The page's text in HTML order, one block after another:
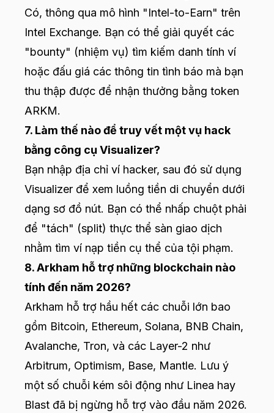
Có, thông qua mô hình "Intel-to-Earn" trên
Intel Exchange. Bạn có thể giải quyết các
"bounty" (nhiệm vụ) tìm kiếm danh tính ví
hoặc đấu giá các thông tin tình báo mà bạn
thu thập được để nhận thưởng bằng token
ARKM.
7. Làm thế nào để truy vết một vụ hack
bằng công cụ Visualizer?
Bạn nhập địa chỉ ví hacker, sau đó sử dụng
Visualizer để xem luồng tiền di chuyển dưới
dạng sơ đồ nút. Bạn có thể nhấp chuột phải
để "tách" (split) thực thể sàn giao dịch
nhằm tìm ví nạp tiền cụ thể của tội phạm.
8. Arkham hỗ trợ những blockchain nào
tính đến năm 2026?
Arkham hỗ trợ hầu hết các chuỗi lớn bao
gồm Bitcoin, Ethereum, Solana, BNB Chain,
Avalanche, Tron, và các Layer-2 như
Arbitrum, Optimism, Base, Mantle. Lưu ý
một số chuỗi kém sôi động như Linea hay
Blast đã bị ngừng hỗ trợ vào đầu năm 2026.